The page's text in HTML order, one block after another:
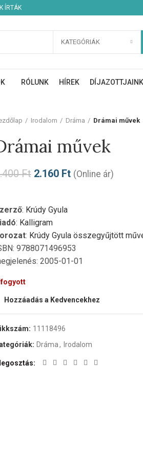
ÍRTÁK
KATEGÓRIÁK
RÓLUNK HÍREK DÍJAZOTTJAINK
Irodalom Dráma Drámai művek
művek
Ft 2.160 Ft (Online ár)
: Krúdy Gyula
: Kalligram
: Krúdy Gyula összegyűjtött
9788071496953
2005-01-01
Hozzáadás a Kedvencekhez
11118496
Dráma, Irodalom